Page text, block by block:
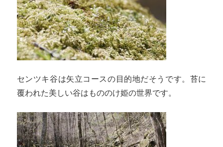
センツキ谷は矢立コースの目的地だそうです。苔に
覆われた美しい谷はもののけ姫の世界です。